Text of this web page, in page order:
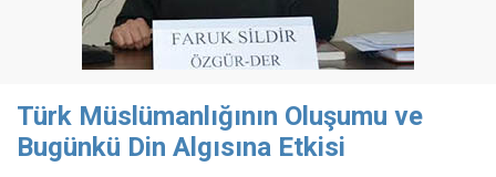
Türk Müslümanlığının Oluşumu ve
Bugünkü Din Algısına Etkisi